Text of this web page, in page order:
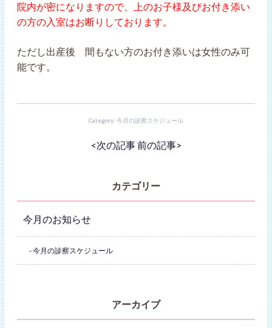
院内が密になりますので、上のお子様及びお付き添い
の方の入室はお断りしております。
ただし出産後 間もない方のお付き添いは女性のみ可
能です。
Category: 今月の診察スケジュール
<次の記事前の記事>
カテゴリー
今月のお知らせ
今月の診察スケジュール
アーカイブ